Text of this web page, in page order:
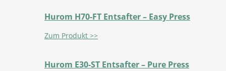
Hurom H70-FT Entsafter – Easy Press
Zum Produkt >>
Hurom E30-ST Entsafter – Pure Press